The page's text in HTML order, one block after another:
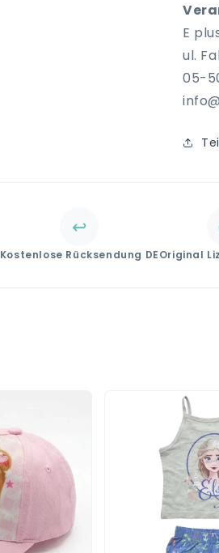
E
ul.
05-
↩️
Kostenlose Rücksendung DEOriginal